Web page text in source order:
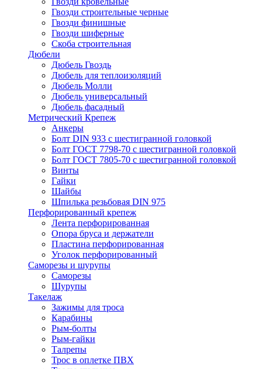
Гвозди строительные черные
Гвозди финишные
Гвозди шиферные
Скоба строительная
Дюбели
Дюбель Гвоздь
Дюбель для теплоизоляций
Дюбель Молли
Дюбель универсальный
Дюбель фасадный
Метрический Крепеж
Анкеры
Болт DIN 933 с шестигранной головкой
Болт ГОСТ 7798-70 с шестигранной головкой
Болт ГОСТ 7805-70 с шестигранной головкой
Винты
Гайки
Шайбы
Шпилька резьбовая DIN 975
Перфорированный крепеж
Лента перфорированная
Опора бруса и держатели
Пластина перфорированная
Уголок перфорированный
Саморезы и шурупы
Саморезы
Шурупы
Такелаж
Зажимы для троса
Карабины
Рым-болты
Рым-гайки
Талрепы
Трос в оплетке ПВХ